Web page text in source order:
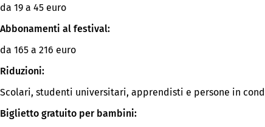
da 19 a 45 euro
Abbonamenti al festival:
da 165 a 216 euro
Riduzioni:
Scolari, studenti universitari, apprendisti e persone in
Biglietto gratuito per bambini: